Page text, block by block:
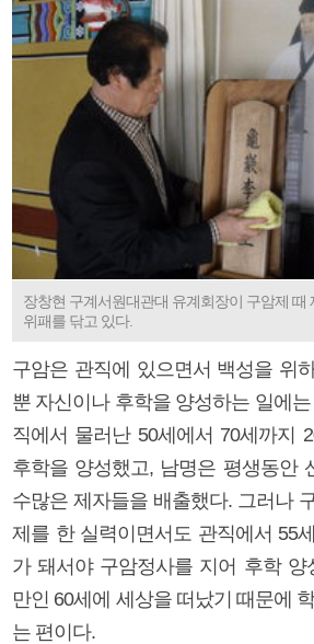
장창현 구계서원대관대 유계회장이 구암제 때
위패를 닦고 있다.
구암은 관직에 있으면서 백성을 위
뿐 자신이나 후학을 양성하는 일에
직에서 물러난 50세에서 70세까지
후학을 양성했고, 남명은 평생동안
수많은 제자들을 배출했다. 그러나
제를 한 실력이면서도 관직에서 55
가 돼서야 구암정사를 지어 후학 양
만인 60세에 세상을 떠났기 때문에
는 편이다.